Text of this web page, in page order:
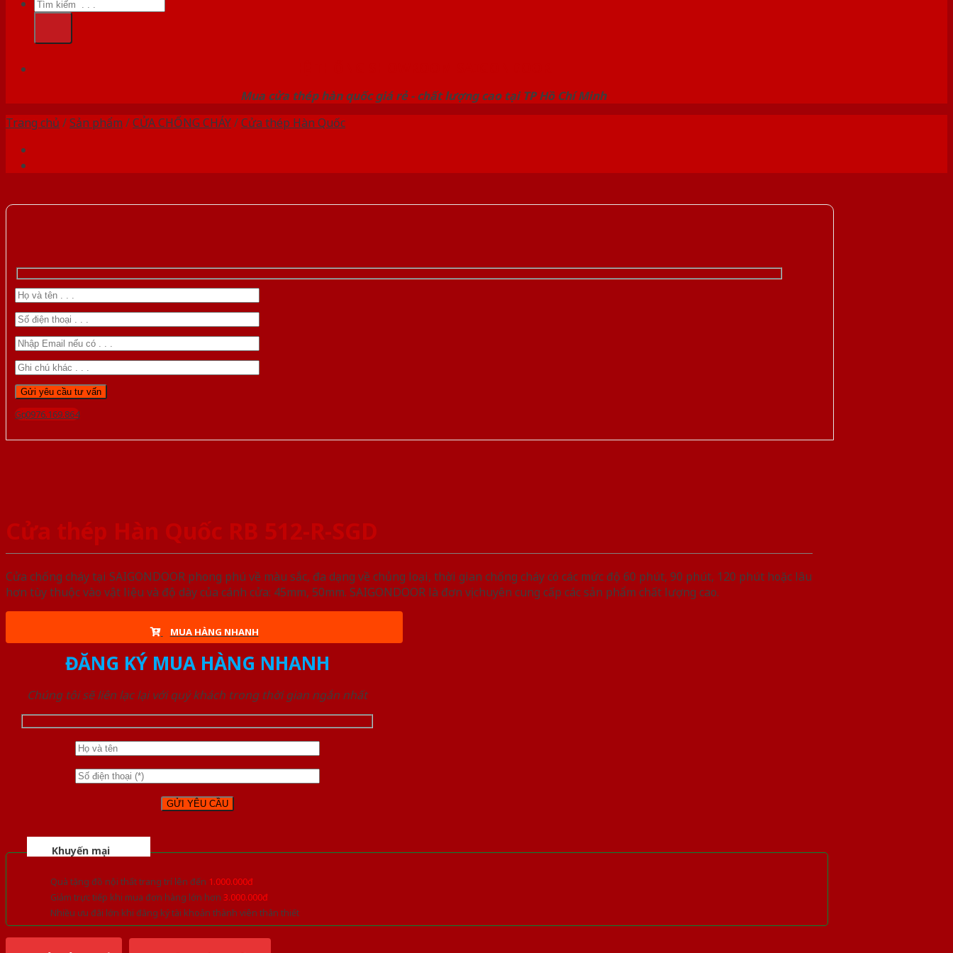
kiếm:
Mua cửa thép hàn quốc giá rẻ - chất lượng cao tại TP Hồ Chí Minh
Trang chủ /Sản phẩm /CỬA CHỐNG CHÁY/Cửa thép Hàn Quốc
Gọi 0976.169.864
Cửa thép Hàn Quốc RB 512-R-SGD
Cửa chống cháy tại SAIGONDOOR phong phú về màu sắc, đa dạng về chủng loại, thời gian chống cháy có các mức độ 60 phút, 90 phút, 120 phút hoặc lâu
hơn tùy thuộc vào vật liệu và độ dày của cánh cửa: 45mm, 50mm. SAIGONDOOR là đơn vị chuyên cung cấp các sản phẩm chất lượng cao.
MUA HÀNG NHANH
ĐĂNG KÝ MUA HÀNG NHANH
Chúng tôi sẽ liên lạc lại với quý khách trong thời gian ngắn nhất
Khuyến mại
Quà tặng đồ nội thất trang trí lên đến 1.000.000đ
Giảm trực tiếp khi mua đơn hàng lớn hơn 3.000.000đ
Nhiều ưu đãi lớn khi đăng ký tài khoản thành viên thân thiết